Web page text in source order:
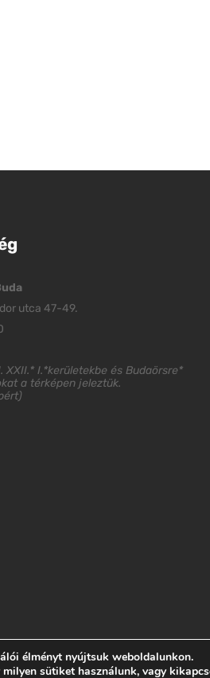
utca 47-49.
XXII.* I.*kerületekbe és Budaörsre*
a térképen jeleztük.
)
élményt nyújtsuk weboldalunkon.
sütiket használunk, vagy